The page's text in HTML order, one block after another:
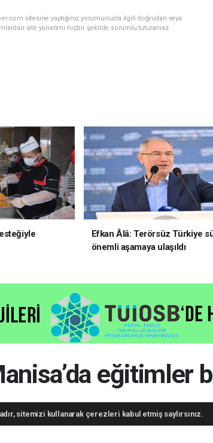
sitesine yaptığınız yorumunuzla ilgili doğrudan veya
site yönetimi hiçbir şekilde sorumlu tutulamaz.
Efkan Âlâ: Terörsüz Türkiye
önemli aşamaya ulaşıldı
eğitimler
- 15:51, Güncelleme: 05.08.2026 - 15:51
sitemizi kullanarak çerezleri kabul etmiş saylırsınız.